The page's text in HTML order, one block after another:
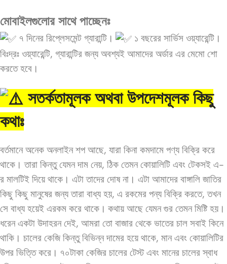
মোবাইলগুলোর সাথে পাচ্ছেনঃ
৭ দিনের রিপ্লেসমেন্ট গ্যারান্টি।
১ বছরের সার্ভিস ওয়্যারেন্টি।
বিঃদ্রঃ ওয়্যারেন্টি, গ্যারান্টির জন্য অবশ্যই আমাদের অর্ডার এর মেমো শো
করতে হবে।
সতর্কতামূলক অথবা উপদেশমূলক কিছু
কথাঃ
বর্তমানে অনেক অনলাইন শপ আছে, যারা কিনা কমদামে পণ্য বিক্রি করে
থাকে। তারা কিন্তু যেমন দাম নেয়, ঠিক তেমন কোয়ালিটি এবং টেকসই এ-
র মালটিই দিয়ে থাকে। এটা তাদের দোষ না। এটা আমাদের বাঙ্গালি জাতির
কিছু কিছু মানুষের জন্য তারা বাধ্য হয়, এ রকমের পন্য বিক্রি করতে, তখন
সে বাধ্য হয়েই এরকম করে থাকে। কথায় আছে যেমন গুর তেমন মিষ্টি হয়।
ধরেন একটা উদাহরন দেই, আমরা তো বাজার থেকে ভাতের চাল সবাই কিনে
থাকি। চালের কেজি কিন্তু বিভিন্ন দামের হয়ে থাকে, মান এবং কোয়ালিটির
উপর ভিত্তি করে। ৭০টাকা কেজির চালের টেস্ট এবং মানের চালের স্বাধ